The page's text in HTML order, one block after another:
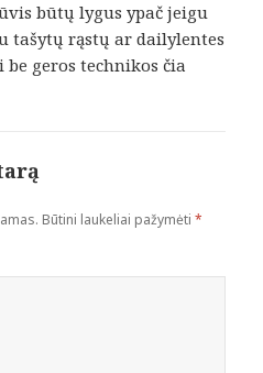
būtų lygus ypač jeigu
tašytų rąstų ar dailylentes
be geros technikos čia
Būtini laukeliai pažymėti*